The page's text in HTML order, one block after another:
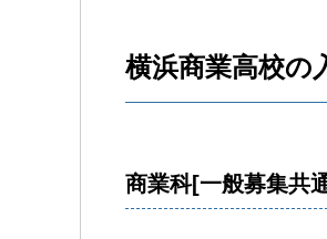
横浜商業高校の
商業科[一般募集共